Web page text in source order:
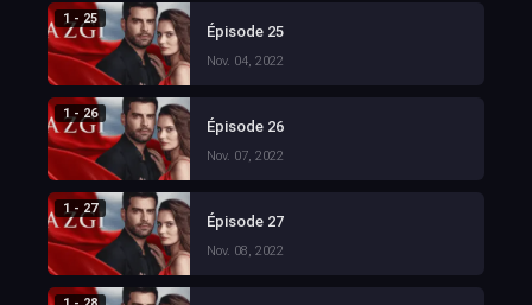
1 - 25
Épisode 25
Nov. 04, 2022
1 - 26
Épisode 26
Nov. 07, 2022
1 - 27
Épisode 27
Nov. 08, 2022